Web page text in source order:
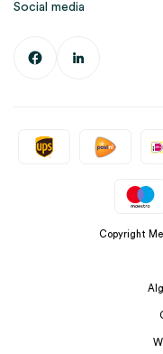
Social media
Copyright